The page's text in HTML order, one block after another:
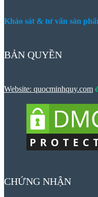
Khảo sát & tư vấn sản
BẢN QUYỀN
Website: quocminhquy.com
CHỨNG NHẬN